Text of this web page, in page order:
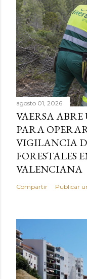
agosto 01, 2026
VAERSA
PARA
VIGILANCIA
FORESTALES
VALENCIANA
Compartir Publicar